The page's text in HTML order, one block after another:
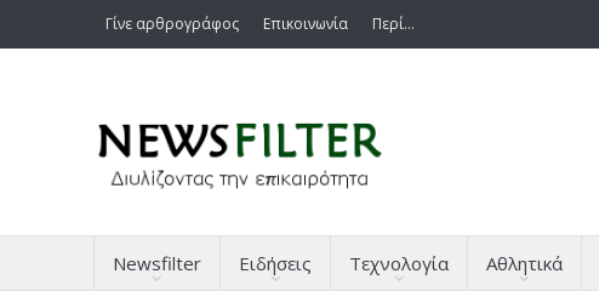
Γίνε αρθρογράφος Επικοινωνία Περί…
Newsfilter Ειδήσεις Τεχνολογία Αθλητικά